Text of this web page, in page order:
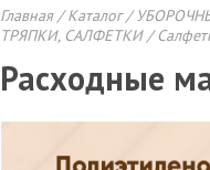
Главная/Каталог/
ТРЯПКИ, САЛФЕТКИ/
Расходные